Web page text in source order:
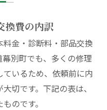
換費の内訳
金・診断料・部品交換
別町でも、多くの修理
いるため、依頼前に内
切です。下記の表は、
のです。